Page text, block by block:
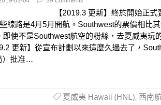
【2019.3 更新】終於開始正
線路是4月5月開航。Southwest的票價相比
使不是Southwest航空的粉絲，去夏威夷玩
更新】從宣布計劃以來這麼久過去了，
）批准…
夏威夷 Hawaii (HNL), 西南